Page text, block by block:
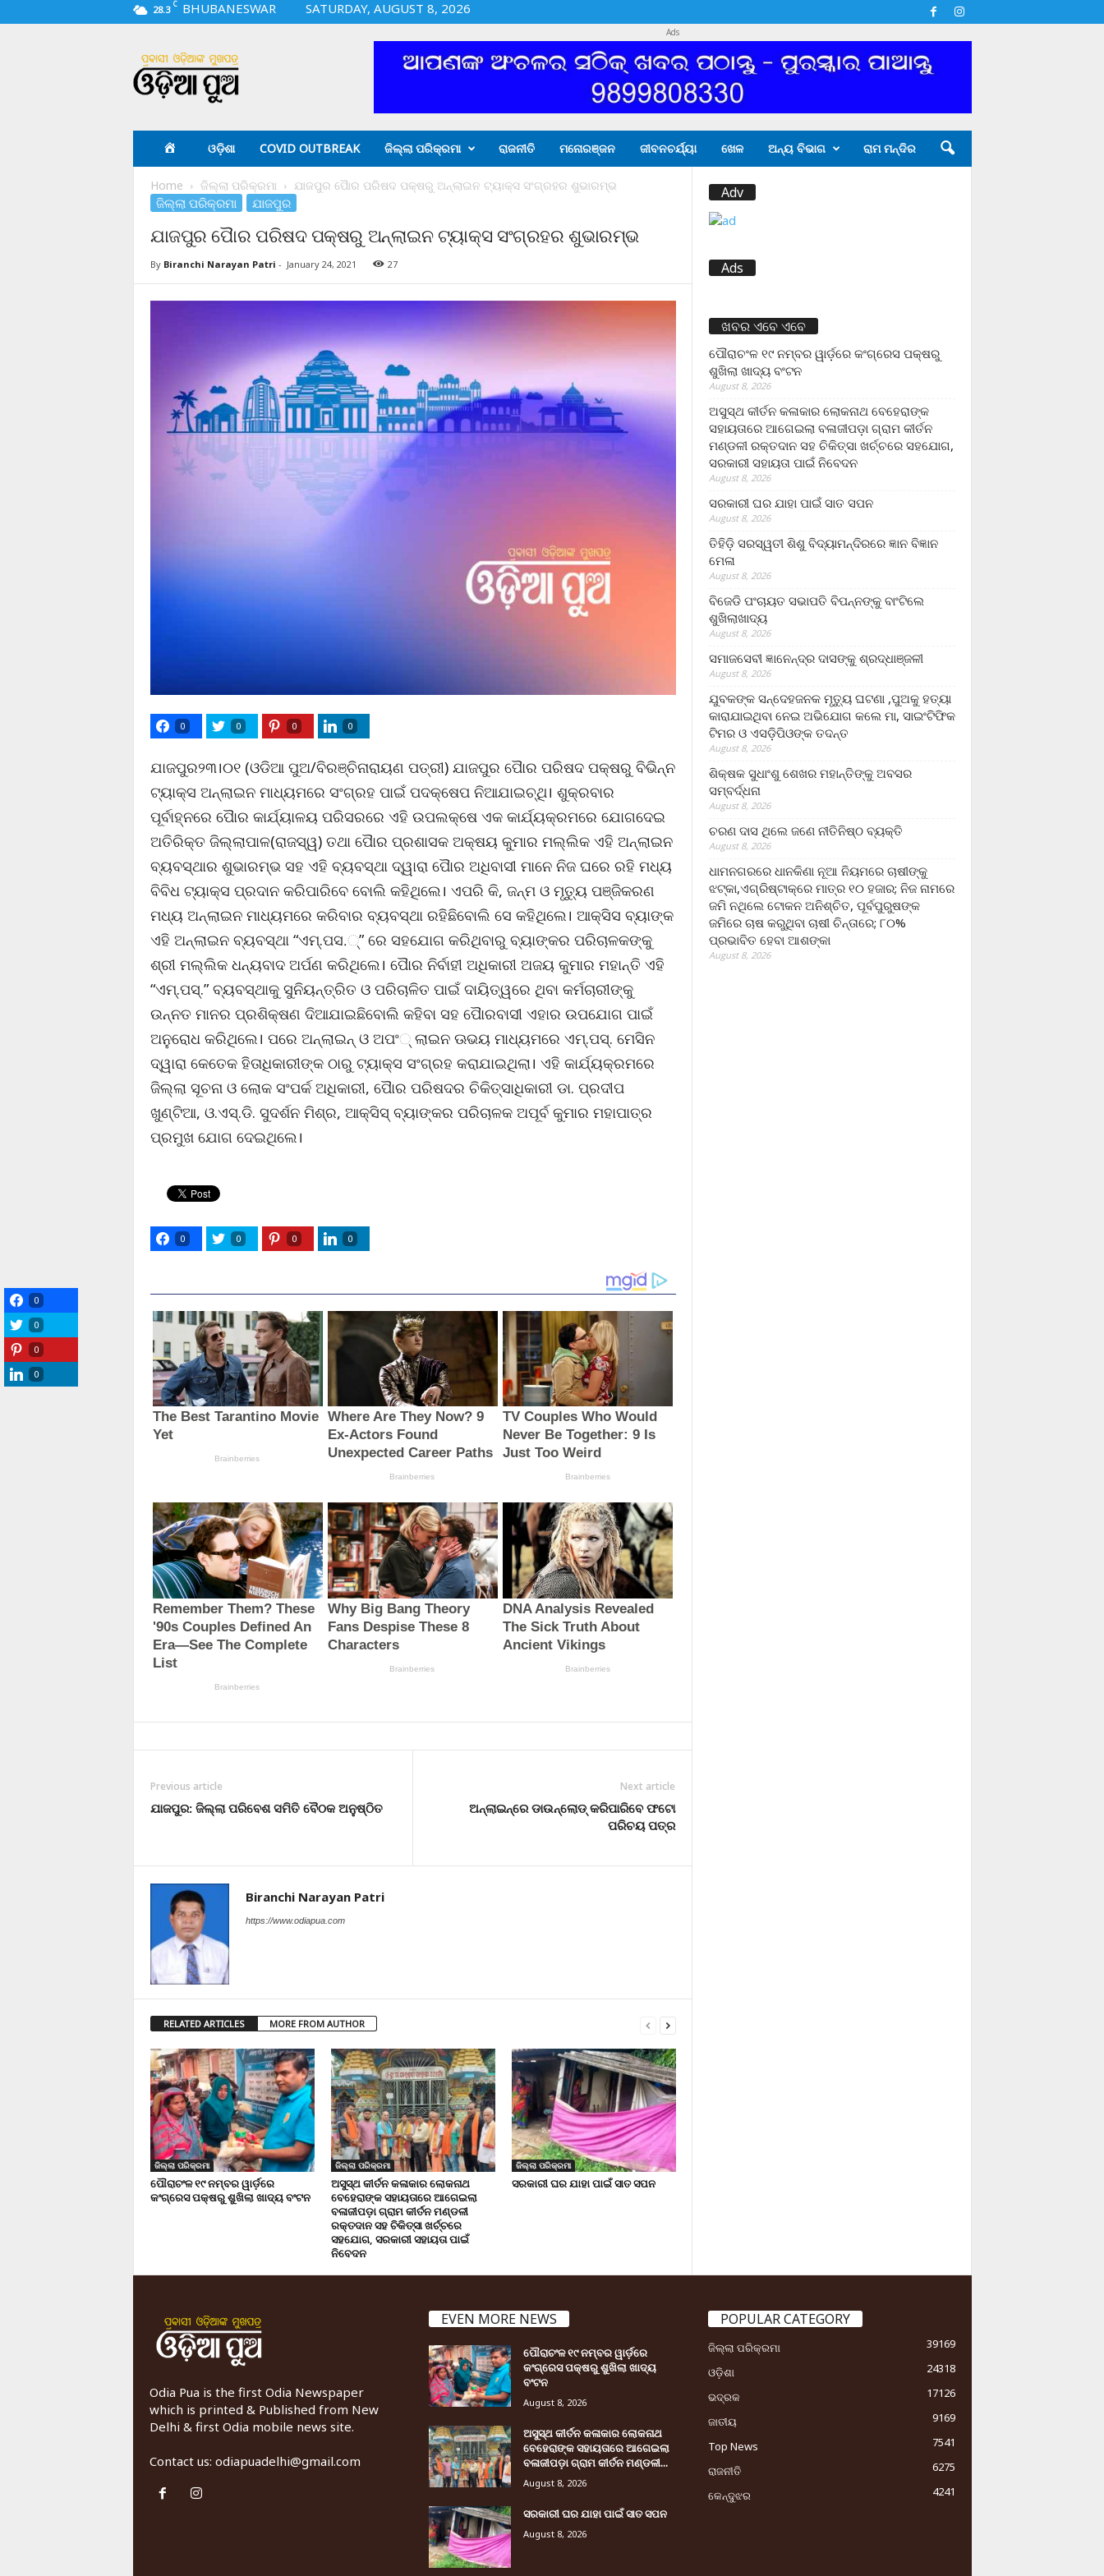
28.3 C BHUBANESWAR
SATURDAY, AUGUST 8, 2026
i
a
Ads
ଓଡ଼ିଶା COVID OUTBREAK ଜିଲ୍ଲା ପରିକ୍ରମା ରାଜନୀତି ମନୋରଞ୍ଜନ ଜୀବନଚର୍ଯ୍ୟା ଖେଳ ଅନ୍ୟ ବିଭାଗ ରାମ ମନ୍ଦିର
Home ଜିଲ୍ଲା ପରିକ୍ରମା ଯାଜପୁର ପୈାର ପରିଷଦ ପକ୍ଷରୁ ଅନ୍‌ଲାଇନ ଟ୍ୟାକ୍ସ ସଂଗ୍ରହର ଶୁଭାରମ୍ଭ
ଜିଲ୍ଲା ପରିକ୍ରମା ଯାଜପୁର
ଯାଜପୁର ପୈାର ପରିଷଦ ପକ୍ଷରୁ ଅନ୍‌ଲାଇନ ଟ୍ୟାକ୍ସ ସଂଗ୍ରହର ଶୁଭାରମ୍ଭ
By Biranchi Narayan Patri - January 24, 2021 27
0 0 0 0
ଯାଜପୁର୨୩।୦୧ (ଓଡିଆ ପୁଅ/ବିରଞ୍ଚିନାରାୟଣ ପତ୍ରୀ) ଯାଜପୁର ପୈାର ପରିଷଦ ପକ୍ଷରୁ ବିଭିନ୍ନ
ଟ୍ୟାକ୍ସ ଅନ୍‌ଲାଇନ ମାଧ୍ୟମରେ ସଂଗ୍ରହ ପାଇଁ ପଦକ୍ଷେପ ନିଆଯାଇଚ୍ଥି। ଶୁକ୍ରବାର
ପୂର୍ବାହ୍ନରେ ପୈାର କାର୍ଯ୍ୟାଳୟ ପରିସରରେ ଏହି ଉପଲକ୍ଷେ ଏକ କାର୍ଯ୍ୟକ୍ରମରେ ଯୋଗଦେଇ
ଅତିରିକ୍ତ ଜିଲ୍ଲାପାଳ(ରାଜସ୍ୱ) ତଥା ପୈାର ପ୍ରଶାସକ ଅକ୍ଷୟ କୁମାର ମଲ୍ଲିକ ଏହି ଅନ୍‌ଲାଇନ
ବ୍ୟବସ୍ଥାର ଶୁଭାରମ୍ଭ ସହ ଏହି ବ୍ୟବସ୍ଥା ଦ୍ୱାରା ପୈାର ଅଧିବାସୀ ମାନେ ନିଜ ଘରେ ରହି ମଧ୍ୟ
ବିବିଧ ଟ୍ୟାକ୍ସ ପ୍ରଦାନ କରିପାରିବେ ବୋଲି କହିଥିଲେ। ଏପରି କି, ଜନ୍ମ ଓ ମୃତ୍ୟୁ ପଞ୍ଜିକରଣ
ମଧ୍ୟ ଅନ୍‌ଲାଇନ ମାଧ୍ୟମରେ କରିବାର ବ୍ୟବସ୍ଥା ରହିଛିବୋଲି ସେ କହିଥିଲେ। ଆକ୍ସିସ ବ୍ୟାଙ୍କ
ଏହି ଅନ୍‌ଲାଇନ ବ୍ୟବସ୍ଥା “ଏମ୍‌.ପସ.୍‌” ରେ ସହଯୋଗ କରିଥିବାରୁ ବ୍ୟାଙ୍କର ପରିଚାଳକଙ୍କୁ
ଶ୍ରୀ ମଲ୍ଲିକ ଧନ୍ୟବାଦ ଅର୍ପଣ କରିଥିଲେ। ପୈାର ନିର୍ବାହୀ ଅଧିକାରୀ ଅଜୟ କୁମାର ମହାନ୍ତି ଏହି
“ଏମ୍‌.ପସ୍‌.” ବ୍ୟବସ୍ଥାକୁ ସୁନିୟନ୍ତ୍ରିତ ଓ ପରିଚାଳିତ ପାଇଁ ଦାୟିତ୍ୱରେ ଥିବା କର୍ମଚାରୀଙ୍କୁ
ଉନ୍ନତ ମାନର ପ୍ରଶିକ୍ଷଣ ଦିଆଯାଇଛିବୋଲି କହିବା ସହ ପୈାରବାସୀ ଏହାର ଉପଯୋଗ ପାଇଁ
ଅନୁରୋଧ କରିଥିଲେ। ପରେ ଅନ୍‌ଲାଇନ୍ ଓ ଅପଂ୍ ଲାଇନ ଊଭୟ ମାଧ୍ୟମରେ ଏମ୍‌.ପସ୍‌. ମେସିନ
ଦ୍ୱାରା କେତେକ ହିତାଧିକାରୀଙ୍କ ଠାରୁ ଟ୍ୟାକ୍ସ ସଂଗ୍ରହ କରାଯାଇଥିଲା। ଏହି କାର୍ଯ୍ୟକ୍ରମରେ
ଜିଲ୍ଲା ସୂଚନା ଓ ଲୋକ ସଂପର୍କ ଅଧିକାରୀ, ପୈାର ପରିଷଦର ଚିକିତ୍ସାଧିକାରୀ ଡା. ପ୍ରଦୀପ
ଖୁଣ୍ଟିଆ, ଓ.ଏସ୍‌.ଡି. ସୁଦର୍ଶନ ମିଶ୍ର, ଆକ୍ସିସ୍ ବ୍ୟାଙ୍କର ପରିଚାଳକ ଅପୂର୍ବ କୁମାର ମହାପାତ୍ର
ପ୍ରମୁଖ ଯୋଗ ଦେଇଥିଲେ।
0 0 0 0
Previous article
ଯାଜପୁର: ଜିଲ୍ଲା ପରିବେଶ ସମିତି ବୈଠକ ଅନୁଷ୍ଠିତ
Next article
ଅନ୍‌ଲାଇନ୍‌ରେ ଡାଉନ୍‌ଲୋଡ୍‌ କରିପାରିବେ ଫଟୋ
ପରିଚୟ ପତ୍ର
Biranchi Narayan Patri
https://www.odiapua.com
RELATED ARTICLES MORE FROM AUTHOR
ଜିଲ୍ଲା ପରିକ୍ରମା
ପୌରାଚଂଳ ୧୯ ନମ୍ବର ୱାର୍ଡ଼ରେ
କଂଗ୍ରେସ ପକ୍ଷରୁ ଶୁଖିଲା ଖାଦ୍ୟ ବଂଟନ
ଜିଲ୍ଲା ପରିକ୍ରମା
ଅସୁସ୍ଥ କୀର୍ତନ କଳାକାର ଲୋକନାଥ
ବେହେରାଙ୍କ ସହାୟତାରେ ଆଗେଇଲା
ବଳାଜୀପଡ଼ା ଗ୍ରାମ କୀର୍ତନ ମଣ୍ଡଳୀ
ରକ୍ତଦାନ ସହ ଚିକିତ୍ସା ଖର୍ଚ୍ଚରେ
ସହଯୋଗ, ସରକାରୀ ସହାୟତା ପାଇଁ
ନିବେଦନ
ଜିଲ୍ଲା ପରିକ୍ରମା
ସରକାରୀ ଘର ଯାହା ପାଇଁ ସାତ ସପନ
Adv
Ads
ଖବର ଏବେ ଏବେ
ପୌରାଚଂଳ ୧୯ ନମ୍ବର ୱାର୍ଡ଼ରେ କଂଗ୍ରେସ ପକ୍ଷରୁ
ଶୁଖିଲା ଖାଦ୍ୟ ବଂଟନ
August 8, 2026
ଅସୁସ୍ଥ କୀର୍ତନ କଳାକାର ଲୋକନାଥ ବେହେରାଙ୍କ
ସହାୟତାରେ ଆଗେଇଲା ବଳାଜୀପଡ଼ା ଗ୍ରାମ କୀର୍ତନ
ମଣ୍ଡଳୀ ରକ୍ତଦାନ ସହ ଚିକିତ୍ସା ଖର୍ଚ୍ଚରେ ସହଯୋଗ,
ସରକାରୀ ସହାୟତା ପାଇଁ ନିବେଦନ
August 8, 2026
ସରକାରୀ ଘର ଯାହା ପାଇଁ ସାତ ସପନ
August 8, 2026
ତିହିଡି଼ ସରସ୍ୱତୀ ଶିଶୁ ବିଦ୍ୟାମନ୍ଦିରରେ ଜ୍ଞାନ ବିଜ୍ଞାନ
ମେଳା
August 8, 2026
ବିଜେଡି ପଂଚାୟତ ସଭାପତି ବିପନ୍ନଙ୍କୁ ବାଂଟିଲେ
ଶୁଖିଲାଖାଦ୍ୟ
August 8, 2026
ସମାଜସେବୀ ଜ୍ଞାନେନ୍ଦ୍ର ଦାସଙ୍କୁ ଶ୍ରଦ୍ଧାଞ୍ଜଳୀ
August 8, 2026
ଯୁବକଙ୍କ ସନ୍ଦେହଜନକ ମୃତ୍ୟୁ ଘଟଣା ,ପୁଅକୁ ହତ୍ୟା
କାରାଯାଇଥିବା ନେଇ ଅଭିଯୋଗ କଲେ ମା, ସାଇଂଟିଫିକ
ଟିମର ଓ ଏସଡ଼ିପିଓଙ୍କ ତଦନ୍ତ
August 8, 2026
ଶିକ୍ଷକ ସୁଧାଂଶୁ ଶେଖର ମହାନ୍ତିଙ୍କୁ ଅବସର
ସମ୍ବର୍ଦ୍ଧନା
August 8, 2026
ଚରଣ ଦାସ ଥିଲେ ଜଣେ ନୀତିନିଷ୍ଠ ବ୍ୟକ୍ତି
August 8, 2026
ଧାମନଗରରେ ଧାନକିଣା ନୂଆ ନିୟମରେ ଚାଷୀଙ୍କୁ
ଝଟ୍‌କା,ଏଗ୍ରିଷ୍ଟାକ୍‌ରେ ମାତ୍ର ୧୦ ହଜାର; ନିଜ ନାମରେ
ଜମି ନଥିଲେ ଟୋକନ ଅନିଶ୍ଚିତ, ପୂର୍ବପୁରୁଷଙ୍କ
ଜମିରେ ଚାଷ କରୁଥିବା ଚାଷୀ ଚିନ୍ତାରେ; ୮୦%
ପ୍ରଭାବିତ ହେବା ଆଶଙ୍କା
August 8, 2026
Odia Pua is the first Odia Newspaper
which is printed & Published from New
Delhi & first Odia mobile news site.
Contact us: odiapuadelhi@gmail.com
EVEN MORE NEWS
ପୌରାଚଂଳ ୧୯ ନମ୍ବର ୱାର୍ଡ଼ରେ
କଂଗ୍ରେସ ପକ୍ଷରୁ ଶୁଖିଲା ଖାଦ୍ୟ
ବଂଟନ
August 8, 2026
ଅସୁସ୍ଥ କୀର୍ତନ କଳାକାର ଲୋକନାଥ
ବେହେରାଙ୍କ ସହାୟତାରେ ଆଗେଇଲା
ବଳାଜୀପଡ଼ା ଗ୍ରାମ କୀର୍ତନ ମଣ୍ଡଳୀ...
August 8, 2026
ସରକାରୀ ଘର ଯାହା ପାଇଁ ସାତ ସପନ
August 8, 2026
POPULAR CATEGORY
ଜିଲ୍ଲା ପରିକ୍ରମା
39169
ଓଡ଼ିଶା
24318
ଭଦ୍ରକ
17126
ଜାତୀୟ
9169
Top News
7541
ରାଜନୀତି
6275
କେନ୍ଦୁଝର
4241
0
0
0
0